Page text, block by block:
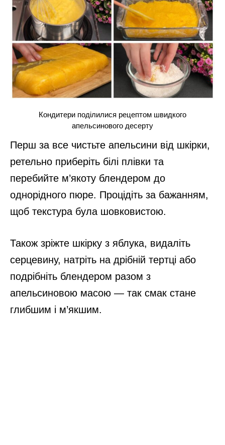
Кондитери поділилися рецептом швидкого
апельсинового десерту
Перш за все чистьте апельсини від шкірки,
ретельно приберіть білі плівки та
перебийте м’якоту блендером до
однорідного пюре. Процідіть за бажанням,
щоб текстура була шовковистою.
Також зріжте шкірку з яблука, видаліть
серцевину, натріть на дрібній тертці або
подрібніть блендером разом з
апельсиновою масою — так смак стане
глибшим і м’якшим.